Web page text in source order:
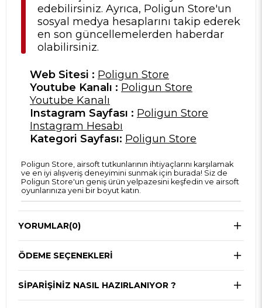
edebilirsiniz. Ayrıca, Poligun Store'un
sosyal medya hesaplarını takip ederek
en son güncellemelerden haberdar
olabilirsiniz.
Web Sitesi : Poligun Store
Youtube Kanalı : Poligun Store
Youtube Kanalı
Instagram Sayfası : Poligun Store
Instagram Hesabı
Kategori Sayfası: Poligun Store
Poligun Store, airsoft tutkunlarının ihtiyaçlarını karşılamak
ve en iyi alışveriş deneyimini sunmak için burada! Siz de
Poligun Store'un geniş ürün yelpazesini keşfedin ve airsoft
oyunlarınıza yeni bir boyut katın.
YORUMLAR(0)
ÖDEME SEÇENEKLERI
SIPARIŞINIZ NASIL HAZIRLANIYOR ?